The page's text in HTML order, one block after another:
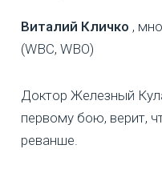
Виталий Кличко ,
(WBC, WBO)
Доктор Железный
первому бою, верит,
реванше.